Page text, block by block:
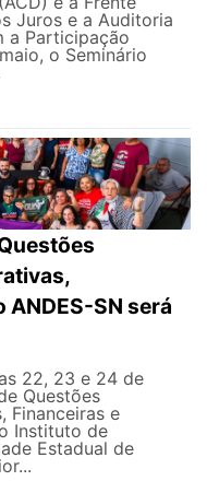
Juros e a Auditoria
a Participação
o Seminário
ANDES-SN será
22, 23 e 24 de
Questões
Financeiras e
Instituto de
Estadual de